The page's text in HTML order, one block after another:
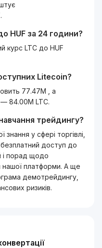
HUF за 24 години?
курс LTC до HUF
Litecoin?
77.47M , а
— 84.00M LTC.
трейдингу?
у сфері торгівлі,
доступ до
і порад щодо
нашої платформи. А ще
демотрейдингу,
ризиків.